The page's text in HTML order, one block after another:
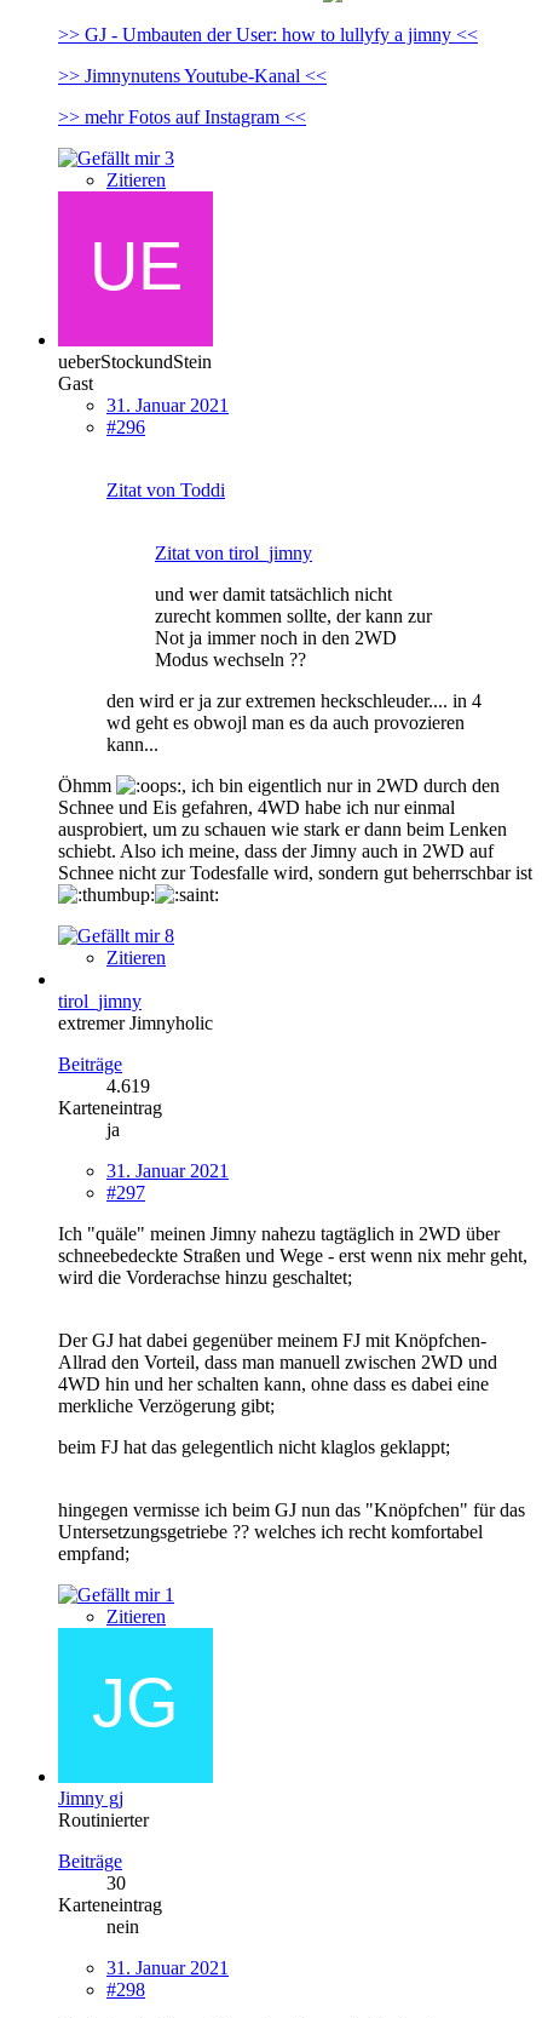
>> GJ - Umbauten der User: how to lullyfy a jimny <<
>> Jimnynutens Youtube-Kanal <<
>> mehr Fotos auf Instagram <<
3
Zitieren
ueberStockundStein
Gast
31. Januar 2021
#296
Zitat von Toddi
Zitat von tirol_jimny
und wer damit tatsächlich nicht
zurecht kommen sollte, der kann zur
Not ja immer noch in den 2WD
Modus wechseln ??
den wird er ja zur extremen heckschleuder.... in 4
wd geht es obwojl man es da auch provozieren
kann...
Öhmm
, ich bin eigentlich nur in 2WD durch den
Schnee und Eis gefahren, 4WD habe ich nur einmal
ausprobiert, um zu schauen wie stark er dann beim Lenken
schiebt. Also ich meine, dass der Jimny auch in 2WD auf
Schnee nicht zur Todesfalle wird, sondern gut beherrschbar ist
8
Zitieren
tirol_jimny
extremer Jimnyholic
Beiträge
4.619
Karteneintrag
ja
31. Januar 2021
#297
Ich "quäle" meinen Jimny nahezu tagtäglich in 2WD über
schneebedeckte Straßen und Wege - erst wenn nix mehr geht,
wird die Vorderachse hinzu geschaltet;
Der GJ hat dabei gegenüber meinem FJ mit Knöpfchen-
Allrad den Vorteil, dass man manuell zwischen 2WD und
4WD hin und her schalten kann, ohne dass es dabei eine
merkliche Verzögerung gibt;
beim FJ hat das gelegentlich nicht klaglos geklappt;
hingegen vermisse ich beim GJ nun das "Knöpfchen" für das
Untersetzungsgetriebe ?? welches ich recht komfortabel
empfand;
1
Zitieren
Jimny gj
Routinierter
Beiträge
30
Karteneintrag
nein
31. Januar 2021
#298